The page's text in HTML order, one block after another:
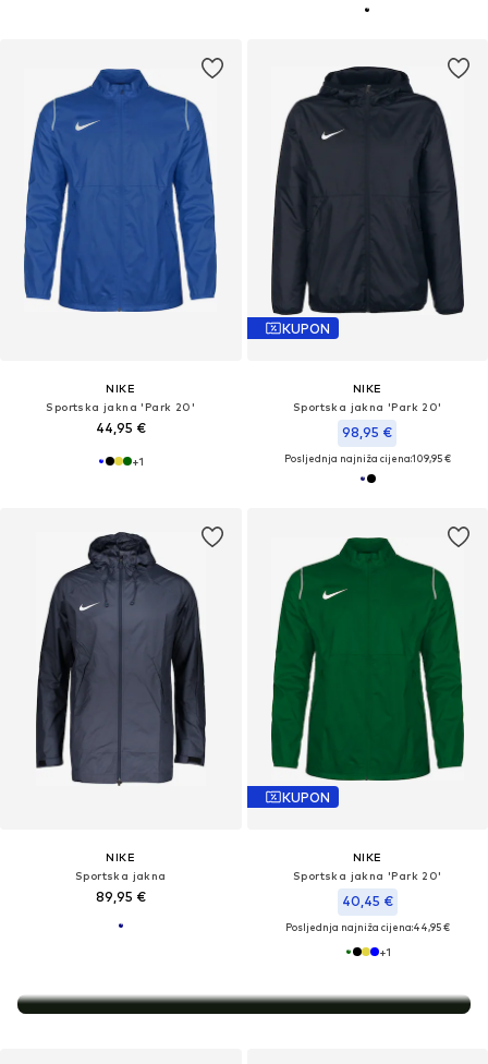
NIKE
Sportska jakna 'Park 20'
44,95 €
+1
KUPON
NIKE
Sportska jakna 'Park 20'
98,95 €
Posljednja najniža cijena:109,95 €
NIKE
Sportska jakna
89,95 €
KUPON
NIKE
Sportska jakna 'Park 20'
40,45 €
Posljednja najniža cijena:44,95 €
+1